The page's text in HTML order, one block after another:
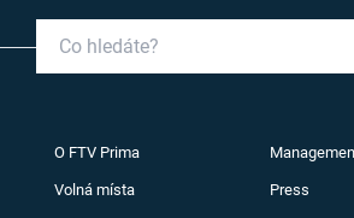
O FTV Prima
Volná místa Press